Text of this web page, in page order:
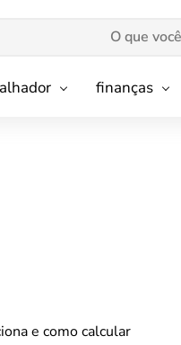
finanças
e como calcular